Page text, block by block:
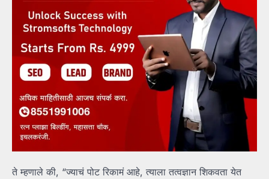
ते म्हणाले की, “ज्याचं पोट रिकामं आहे, त्याला तत्वज्ञान शिकवता येत